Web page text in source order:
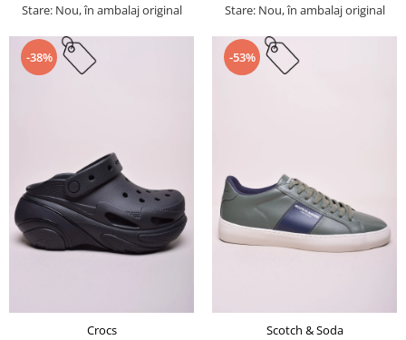
Stare: Nou, în ambalaj original Stare: Nou, în ambalaj original
-38%
Crocs
-53%
Scotch & Soda